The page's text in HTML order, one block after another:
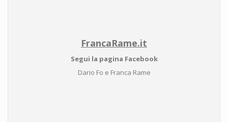
FrancaRame.it
Segui la pagina Facebook
Dario Fo e Franca Rame